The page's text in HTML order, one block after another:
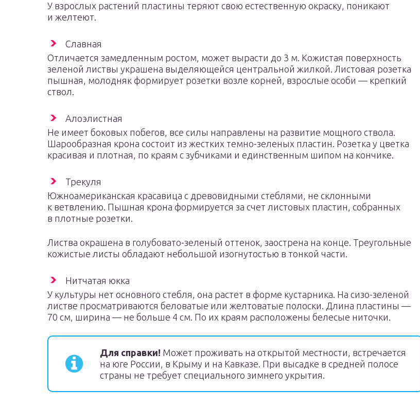
У взрослых растений пластины теряют свою естественную окраску, поникают
и желтеют.
Славная
Отличается замедленным ростом, может вырасти до 3 м. Кожистая поверхность
зеленой листвы украшена выделяющейся центральной жилкой. Листовая розетка
пышная, молодняк формирует розетки возле корней, взрослые особи — крепкий
ствол.
Алоэлистная
Не имеет боковых побегов, все силы направлены на развитие мощного ствола.
Шарообразная крона состоит из жестких темно-зеленых пластин. Розетка у цветка
красивая и плотная, по краям с зубчиками и единственным шипом на кончике.
Трекуля
Южноамериканская красавица с древовидными стеблями, не склонными
к ветвлению. Пышная крона формируется за счет листовых пластин, собранных
в плотные розетки.
Листва окрашена в голубовато-зеленый оттенок, заострена на конце. Треугольные
кожистые листы обладают небольшой изогнутостью в тонкой части.
Нитчатая юкка
У культуры нет основного стебля, она растет в форме кустарника. На сизо-зеленой
листве просматриваются беловатые или желтоватые полоски. Длина пластины —
70 см, ширина — не больше 4 см. По их краям расположены белесые ниточки.
Для справки! Может проживать на открытой местности, встречается
на юге России, в Крыму и на Кавказе. При высадке в средней полосе
страны не требует специального зимнего укрытия.